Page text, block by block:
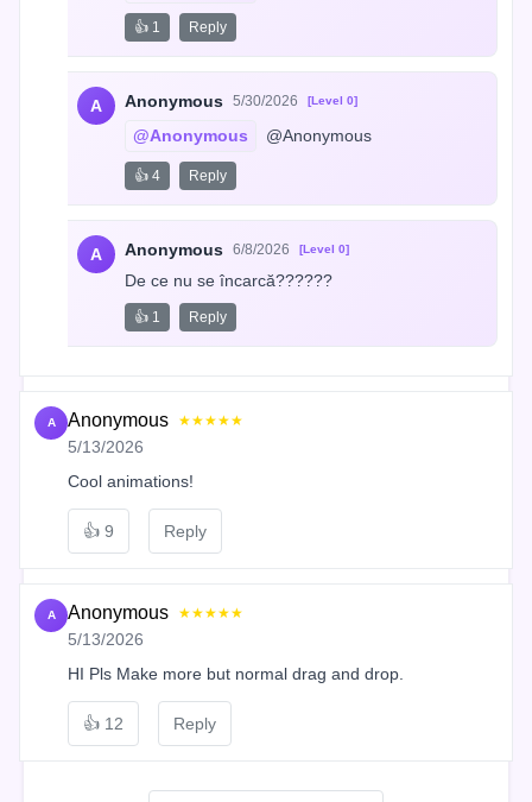
👍 1 Reply
A Anonymous 5/30/2026 [Level 0]
@Anonymous @Anonymous
👍 4 Reply
A Anonymous 6/8/2026 [Level 0]
De ce nu se încarcă??????
👍 1 Reply
A Anonymous ★★★★★
5/13/2026
Cool animations!
👍 9 Reply
A Anonymous ★★★★★
5/13/2026
HI Pls Make more but normal drag and drop.
👍 12 Reply